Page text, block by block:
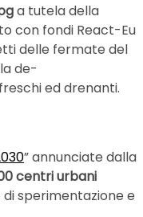
a tutela della
con fondi React-Eu
delle fermate del
de-
ed drenanti.
” annunciate dalla
centri urbani
sperimentazione e